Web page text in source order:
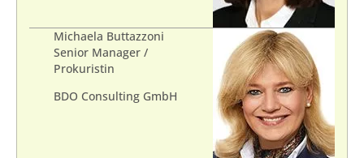
Michaela Buttazzoni
Senior Manager /
Prokuristin
BDO Consulting GmbH